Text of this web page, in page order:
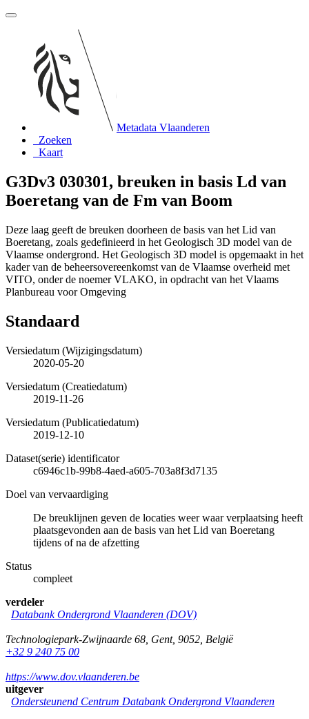
Metadata Vlaanderen
Zoeken
Kaart
G3Dv3 030301, breuken in basis Ld van
Boeretang van de Fm van Boom
Deze laag geeft de breuken doorheen de basis van het Lid van
Boeretang, zoals gedefinieerd in het Geologisch 3D model van de
Vlaamse ondergrond. Het Geologisch 3D model is opgemaakt in het
kader van de beheersovereenkomst van de Vlaamse overheid met
VITO, onder de noemer VLAKO, in opdracht van het Vlaams
Planbureau voor Omgeving
Standaard
Versiedatum (Wijzigingsdatum)
2020-05-20
Versiedatum (Creatiedatum)
2019-11-26
Versiedatum (Publicatiedatum)
2019-12-10
Dataset(serie) identificator
c6946c1b-99b8-4aed-a605-703a8f3d7135
Doel van vervaardiging
De breuklijnen geven de locaties weer waar verplaatsing heeft
plaatsgevonden aan de basis van het Lid van Boeretang
tijdens of na de afzetting
Status
compleet
verdeler
Databank Ondergrond Vlaanderen (DOV)
Technologiepark-Zwijnaarde 68 Gent, 9052 België
+32 9 240 75 00
https://www.dov.vlaanderen.be
uitgever
Ondersteunend Centrum Databank Ondergrond Vlaanderen